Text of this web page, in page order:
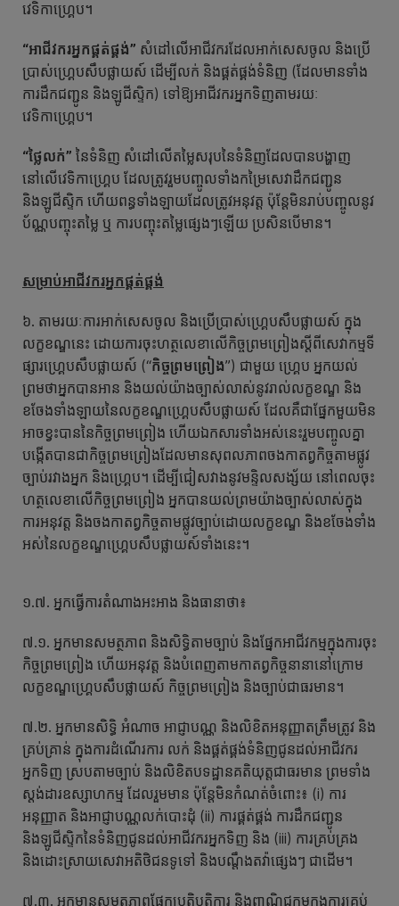
វេទិកាហ្គ្រេប។
“អាជីវករអ្នកផ្គត់ផ្គង់” សំដៅលើអាជីវករដែលអាក់សេសចូល និងប្រើ
ប្រាស់ហ្គ្រេបសឹបផ្លាយស៍ ដើម្បីលក់ និងផ្គត់ផ្គង់ទំនិញ (ដែលមានទាំង
ការដឹកជញ្ជូន និងឡូជីស្ទិក) ទៅឱ្យអាជីវករអ្នកទិញតាមរយៈ
វេទិកាហ្គ្រេប។
“ថ្លៃលក់” នៃទំនិញ សំដៅលើតម្លៃសរុបនៃទំនិញដែលបានបង្ហាញ
នៅលើវេទិកាហ្គ្រេប ដែលត្រូវរួមបញ្ចូលទាំងកម្រៃសេវាដឹកជញ្ជូន
និងឡូជីស្ទិក ហើយពន្ធទាំងឡាយដែលត្រូវអនុវត្ត ប៉ុន្ដែមិនរាប់បញ្ចូលនូវ
ប័ណ្ណបញ្ចុះតម្លៃ ឬ ការបញ្ចុះតម្លៃផ្សេងៗឡើយ ប្រសិនបើមាន។
សម្រាប់អាជីវករអ្នកផ្គត់ផ្គង់
៦. តាមរយៈការអាក់សេសចូល និងប្រើប្រាស់ហ្គ្រេបសឹបផ្លាយស៍ ក្នុង
លក្ខខណ្ឌនេះ ដោយការចុះហត្ថលេខាលើកិច្ចព្រមព្រៀងស្ដីពីសេវាកម្មទី
ផ្សារហ្គ្រេបសឹបផ្លាយស៍ (“កិច្ចព្រមព្រៀង”) ជាមួយ ហ្គ្រេប អ្នកយល់
ព្រមថាអ្នកបានអាន និងយល់យ៉ាងច្បាស់លាស់នូវរាល់លក្ខខណ្ឌ និង
ខចែងទាំងឡាយនៃលក្ខខណ្ឌហ្គ្រេបសឹបផ្លាយស៍ ដែលគឺជាផ្នែកមួយមិន
អាចខ្វះបាននៃកិច្ចព្រមព្រៀង ហើយឯកសារទាំងអស់នេះរួមបញ្ចូលគ្នា
បង្កើតបានជាកិច្ចព្រមព្រៀងដែលមានសុពលភាពចងកាតព្វកិច្ចតាមផ្លូវ
ច្បាប់រវាងអ្នក និងហ្គ្រេប។ ដើម្បីជៀសវាងនូវមន្ទិលសង្ស័យ នៅពេលចុះ
ហត្ថលេខាលើកិច្ចព្រមព្រៀង អ្នកបានយល់ព្រមយ៉ាងច្បាស់លាស់ក្នុង
ការអនុវត្ត និងចងកាតព្វកិច្ចតាមផ្លូវច្បាប់ដោយលក្ខខណ្ឌ និងខចែងទាំង
អស់នៃលក្ខខណ្ឌហ្គ្រេបសឹបផ្លាយស៍ទាំងនេះ។
១.៧. អ្នកធ្វើការតំណាងអះអាង និងធានាថា៖
៧.១. អ្នកមានសមត្ថភាព និងសិទ្ធិតាមច្បាប់ និងផ្នែកអាជីវកម្មក្នុងការចុះ
កិច្ចព្រមព្រៀង ហើយអនុវត្ត និងបំពេញតាមកាតព្វកិច្ចនានានៅក្រោម
លក្ខខណ្ឌហ្គ្រេបសឹបផ្លាយស៍ កិច្ចព្រមព្រៀង និងច្បាប់ជាធរមាន។
៧.២. អ្នកមានសិទ្ធិ អំណាច អាជ្ញាបណ្ណ និងលិខិតអនុញ្ញាតត្រឹមត្រូវ និង
គ្រប់គ្រាន់ ក្នុងការដំណើរការ លក់ និងផ្គត់ផ្គង់ទំនិញជូនដល់អាជីវករ
អ្នកទិញ ស្របតាមច្បាប់ និងលិខិតបទដ្ឋានគតិយុត្តជាធរមាន ព្រមទាំង
ស្តង់ដារឧស្សាហកម្ម ដែលរួមមាន ប៉ុន្តែមិនកំណត់ចំពោះ៖ (i) ការ
អនុញ្ញាត និងអាជ្ញាបណ្ណលក់បោះដុំ (ii) ការផ្គត់ផ្គង់ ការដឹកជញ្ជូន
និងឡូជីស្ទិកនៃទំនិញជូនដល់អាជីវករអ្នកទិញ និង (iii) ការគ្រប់គ្រង
និងដោះស្រាយសេវាអតិថិជនទូទៅ និងបណ្តឹងតវ៉ាផ្សេងៗ ជាដើម។
៧.៣. អ្នកមានសមត្ថភាពផ្នែកប្រតិបត្តិការ និងពាណិជ្ជកម្មក្នុងការគ្រប់